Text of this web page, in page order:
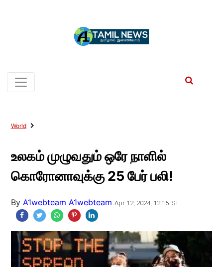
World
உலகம் முழுவதும் ஒரே நாளில்
கொரோனாவுக்கு 25 பேர் பலி!
By A1webteam A1webteam Apr 12, 2024, 12:15 IST